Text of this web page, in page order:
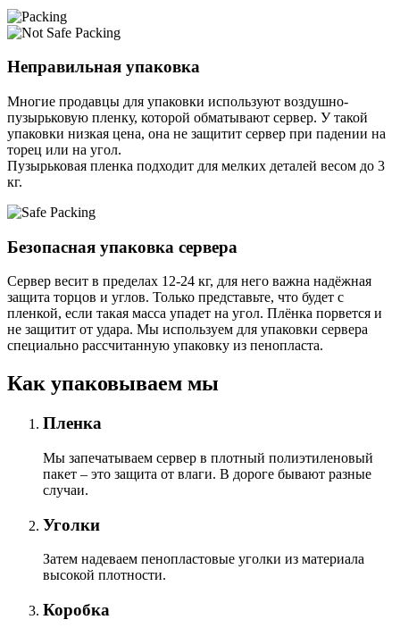
Неправильная упаковка
Многие продавцы для упаковки используют воздушно-
пузырьковую пленку, которой обматывают сервер. У такой
упаковки низкая цена, она не защитит сервер при падении на
торец или на угол.
Пузырьковая пленка подходит для мелких деталей весом до 3
кг.
Безопасная упаковка сервера
Сервер весит в пределах 12-24 кг, для него важна надёжная
защита торцов и углов. Только представьте, что будет с
пленкой, если такая масса упадет на угол. Плёнка порвется и
не защитит от удара. Мы используем для упаковки сервера
специально расcчитанную упаковку из пенопласта.
Как упаковываем мы
Пленка
Мы запечатываем сервер в плотный полиэтиленовый
пакет – это защита от влаги. В дороге бывают разные
случаи.
Уголки
Затем надеваем пенопластовые уголки из материала
высокой плотности.
Коробка